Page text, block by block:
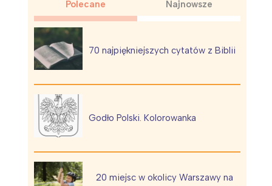
Polecane Najnowsze
70 najpiękniejszych cytatów z Biblii
Godło Polski. Kolorowanka
20 miejsc w okolicy Warszawy na